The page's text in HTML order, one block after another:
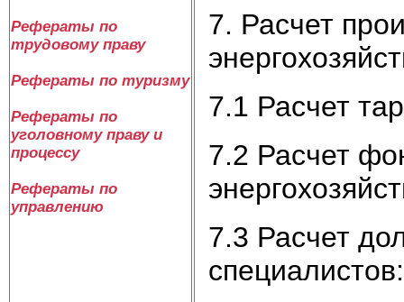
Рефераты по
трудовому праву
Рефераты по туризму
Рефераты по
уголовному праву и
процессу
Рефераты по
управлению
7. Расчет
7.1 Расчет
7.2 Расчет
7.3 Расчет
специалистов: